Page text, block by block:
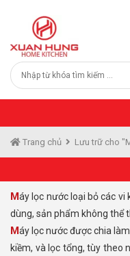
Trang chủ Lưu trữ cho
Máy lọc nước loại bỏ các vi khuẩn, và các tạp chất có hại cho người
dùng, sản phẩm không thể
Máy lọc nước được chia làm nhiều dòng như RO, Nano, Mày tạo ION
kiềm, và lọc tổng, tùy theo